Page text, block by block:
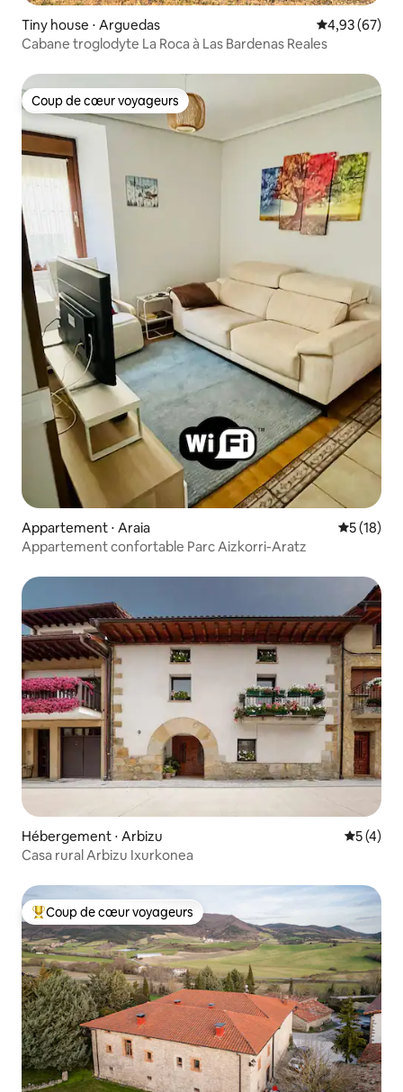
Tiny house ⋅ Arguedas Évaluation
4,93 (67)
Cabane troglodyte La Roca à Las Bardenas Reales
Coup de cœur voyageurs
Coup de cœur voyageurs
Appartement ⋅ Araia
5 (18)
Appartement confortable Parc Aizkorri-Aratz
Hébergement ⋅ Arbizu
5 (4)
Casa rural Arbizu Ixurkonea
Coups de cœur voyageurs les plus appréciés
Coup de cœur voyageurs